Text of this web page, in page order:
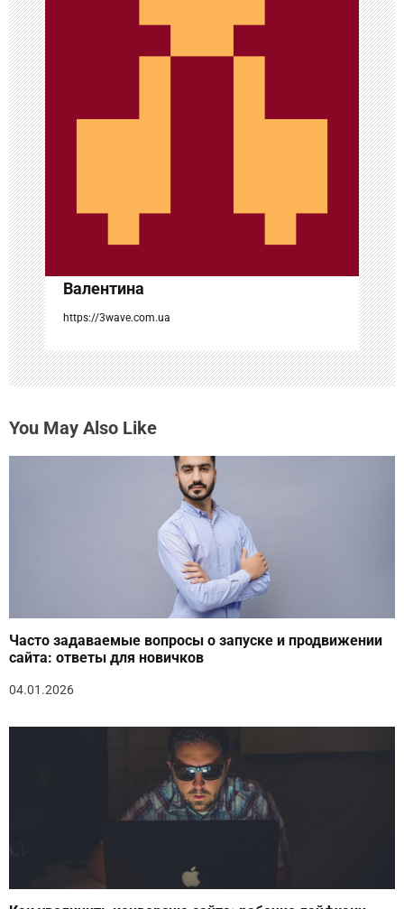
я
п
о
з
а
п
и
с
я
м
Валентина
https://3wave.com.ua
You May Also Like
Часто задаваемые вопросы о запуске и продвижении
сайта: ответы для новичков
04.01.2026